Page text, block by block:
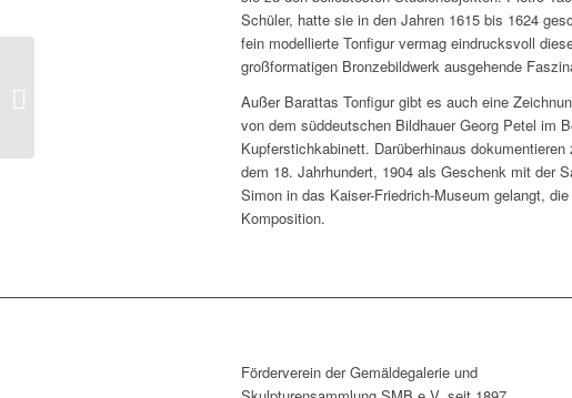
Schüler, hatte sie in den Jahren 1615 bis 1624
fein modellierte Tonfigur vermag eindrucksvoll
großformatigen Bronzebildwerk ausgehende
Außer Barattas Tonfigur gibt es auch eine
von dem süddeutschen Bildhauer Georg Petel im
Kupferstichkabinett. Darüberhinaus dokumentieren
dem 18. Jahrhundert, 1904 als Geschenk mit der
Simon in das Kaiser-Friedrich-Museum gelangt,
Komposition.
Förderverein der Gemäldegalerie und